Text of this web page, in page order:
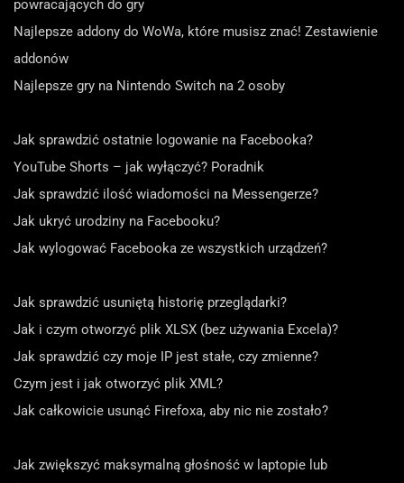
powracających do gry
Najlepsze addony do WoWa, które musisz znać! Zestawienie
addonów
Najlepsze gry na Nintendo Switch na 2 osoby
Jak sprawdzić ostatnie logowanie na Facebooka?
YouTube Shorts – jak wyłączyć? Poradnik
Jak sprawdzić ilość wiadomości na Messengerze?
Jak ukryć urodziny na Facebooku?
Jak wylogować Facebooka ze wszystkich urządzeń?
Jak sprawdzić usuniętą historię przeglądarki?
Jak i czym otworzyć plik XLSX (bez używania Excela)?
Jak sprawdzić czy moje IP jest stałe, czy zmienne?
Czym jest i jak otworzyć plik XML?
Jak całkowicie usunąć Firefoxa, aby nic nie zostało?
Jak zwiększyć maksymalną głośność w laptopie lub